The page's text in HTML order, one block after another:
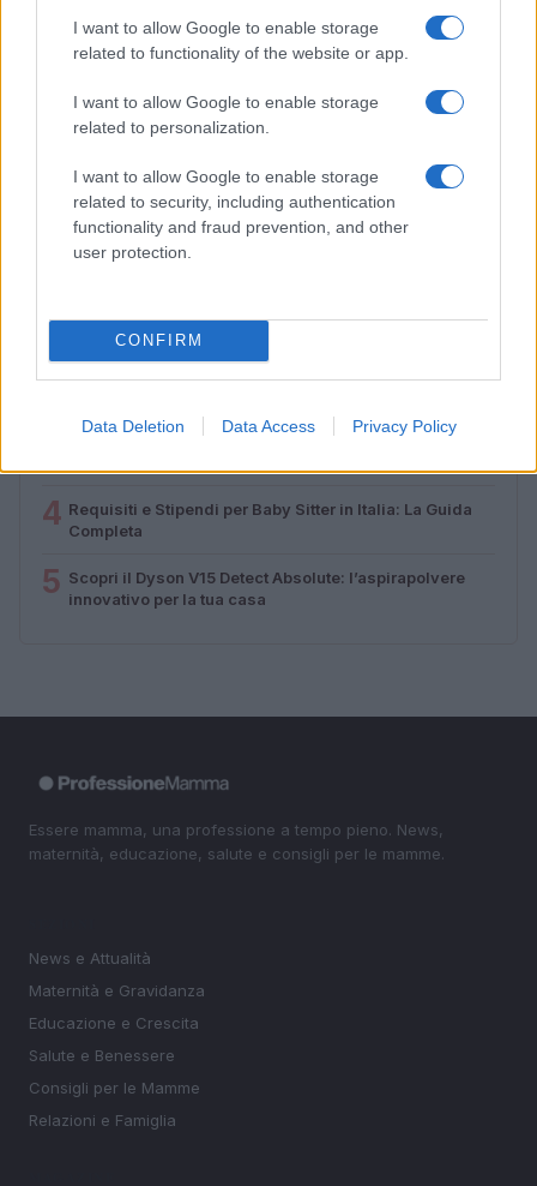
I want to allow Google to enable storage
related to functionality of the website or app.
I want to allow Google to enable storage
related to personalization.
I want to allow Google to enable storage
related to security, including authentication
functionality and fraud prevention, and other
user protection.
CONFIRM
Data Deletion Data Access Privacy Policy
Lamezia International Film Fest: arte e cultura si
incontrano in Calabria
PIÙ LETTI
aggiornata
2
Aiuti famiglie: tutto quello che devi sapere sui supporti
4 Requisiti e Stipendi per Baby Sitter in Italia: La Guida
Completa
5 Scopri il Dyson V15 Detect Absolute: l’aspirapolvere
innovativo per la tua casa
Essere mamma, una professione a tempo pieno. News,
maternità, educazione, salute e consigli per le mamme.
News e Attualità
Maternità e Gravidanza
Educazione e Crescita
Salute e Benessere
Consigli per le Mamme
Relazioni e Famiglia